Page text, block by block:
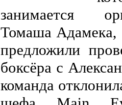
занимается
Томаша Адамека,
предложили
боксёра с
команда